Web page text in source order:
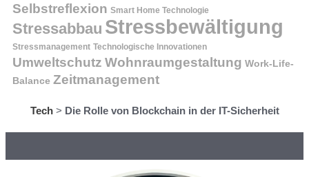
Selbstreflexion Smart Home Technologie
Stressabbau Stressbewältigung
Stressmanagement Technologische Innovationen
Umweltschutz Wohnraumgestaltung Work-Life-
Balance Zeitmanagement
Tech> Die Rolle von Blockchain in der IT-Sicherheit